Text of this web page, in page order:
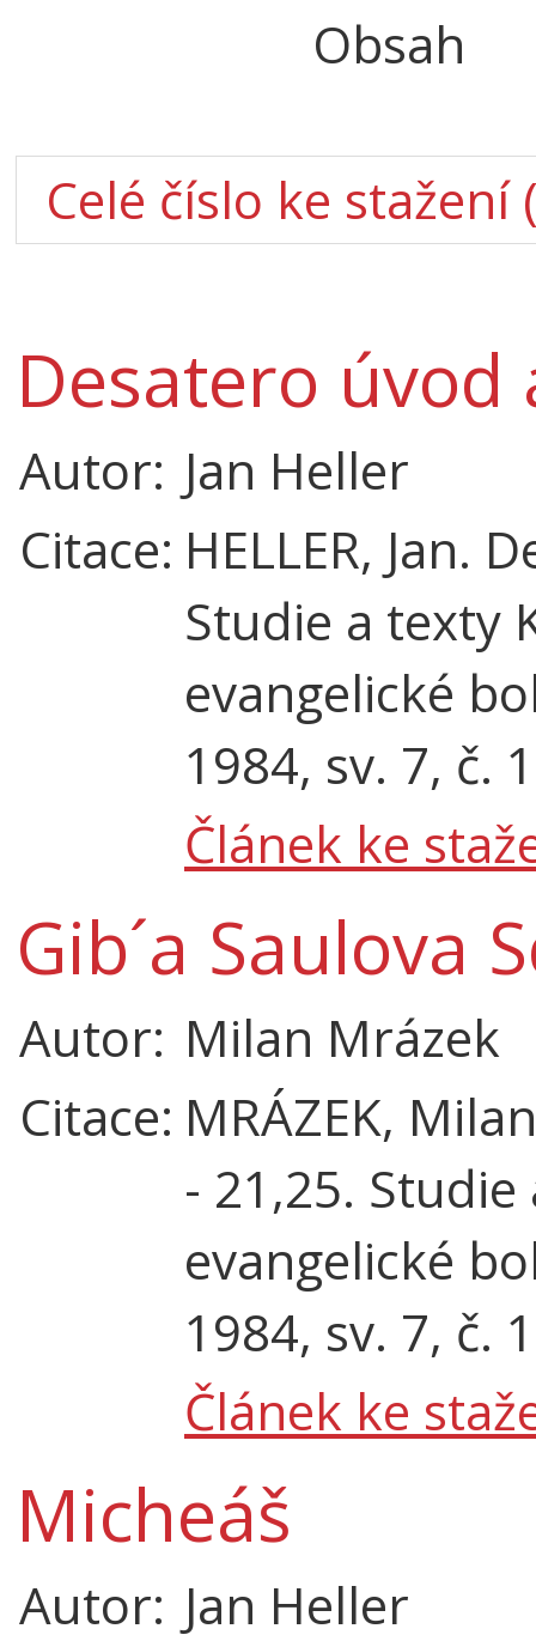
Obsah
Celé číslo ke stažení
Desatero úvod
Autor: Jan Heller
Citace: HELLER, Jan.
Studie a texty
evangelické
1984, sv. 7, č.
Článek ke
Gib´a Saulova
Autor: Milan Mrázek
Citace: MRÁZEK,
- 21,25.
evangelické
1984, sv. 7, č.
Článek ke
Micheáš
Autor: Jan Heller